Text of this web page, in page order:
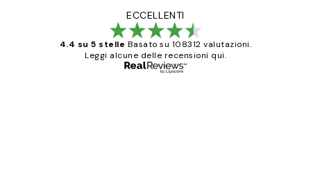
ECCELLENTI
4.4 su 5 stelle Basato su 108312 valutazioni.
Leggi alcune delle recensioni qui.